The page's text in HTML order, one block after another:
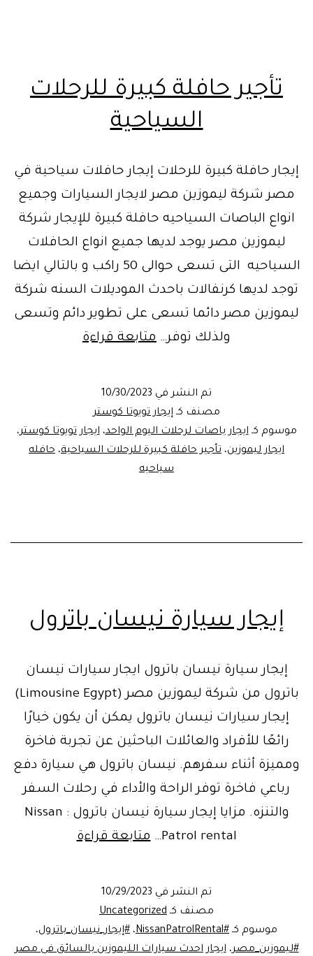
تأجير حافلة كبيرة للرحلات
السياحية
إيجار حافلة كبيرة للرحلات إيجار حافلات سياحية في
مصر شركة ليموزين مصر لايجار السيارات وجميع
انواع الباصات السياحيه حافلة كبيرة للإيجار شركة
ليموزين مصر يوجد لديها جميع انواع الحافلات
السياحيه التى تسعى حوالى 50 راكب و بالتالي ايضا
توجد لديها كرنفالات باحدث الموديلات السنه شركة
ليموزين مصر دائما تسعى على تطوير دائم وتسعى
ولذلك توفر… متابعة قراءةتأجير
السياحية
تم النشر في 10/30/2023
مصنف كـ إيجار تويوتا كوستر
موسوم كـايجار باصات لرحلات اليوم الواحد،ايجار تويوتا كوستر،
ايجار ليموزين، تأجير حافلة كبيرة للرحلات السياحية، حافله
سياحيه
إيجار سيارة نيسان باترول
إيجار سيارة نيسان باترول ايجار سيارات نيسان
باترول من شركة ليموزين مصر (Limousine Egypt)
إيجار سيارات نيسان باترول يمكن أن يكون خيارًا
رائعًا للأفراد والعائلات الباحثين عن تجربة فاخرة
ومميزة أثناء سفرهم. نيسان باترول هي سيارة دفع
رباعي فاخرة توفر الراحة والأداء في رحلات السفر
والتنزه. مزايا إيجار سيارة نيسان باترول : Nissan
Patrol rental…
متابعة قراءةإيجار
تم النشر في 10/29/2023
مصنف كـ Uncategorized
موسوم كـ #NissanPatrolRental ، #إيجار_نيسان_باترول،
#ليموزين_مصر،ايجار احدث سيارات الليموزين بالسائق فى مصر